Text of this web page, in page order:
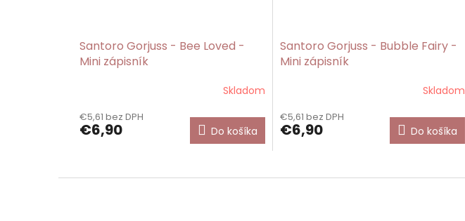
Santoro Gorjuss - Bee Loved -
Mini zápisník
Skladom
€5,61 bez DPH
€6,90 Do košíka
Santoro Gorjuss - Bubble Fairy -
Mini zápisník
Skladom
€5,61 bez DPH
€6,90 Do košíka